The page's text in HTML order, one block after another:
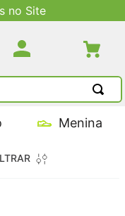
no Site
Menina